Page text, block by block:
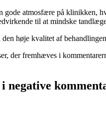
gode atmosfære på klinikken,
til at mindske
høje kvalitet af
der fremhæves i
i negative